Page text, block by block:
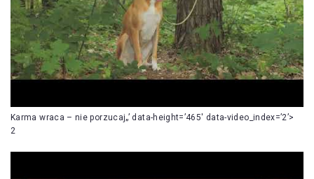
Karma wraca – nie porzucaj„’ data-height=’465′ data-video_index=’2’>
2